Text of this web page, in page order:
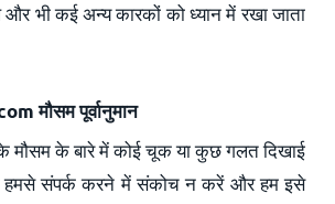
भी कई अन्य कारकों को ध्यान में रखा जाता
मौसम पूर्वानुमान
मौसम के बारे में कोई चूक या कुछ गलत दिखाई
हमसे संपर्क करने में संकोच न करें और हम इसे